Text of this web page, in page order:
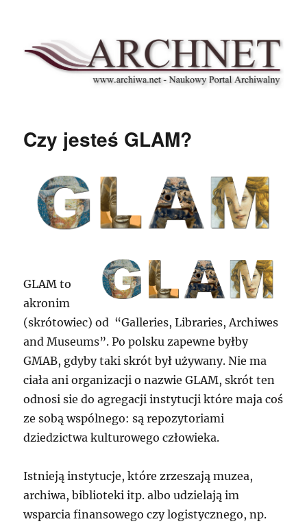
Archnet
Czy jesteś GLAM?
GLAM to
akronim
(skrótowiec) od “Galleries, Libraries, Archiwes
and Museums”. Po polsku zapewne byłby
GMAB, gdyby taki skrót był używany. Nie ma
ciała ani organizacji o nazwie GLAM, skrót ten
odnosi sie do agregacji instytucji które maja coś
ze sobą wspólnego: są repozytoriami
dziedzictwa kulturowego człowieka.
Istnieją instytucje, które zrzeszają muzea,
archiwa, biblioteki itp. albo udzielają im
wsparcia finansowego czy logistycznego, np.